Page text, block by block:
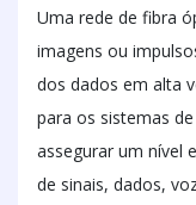
Uma rede de fibra
imagens ou
dos dados em alta
para os sistemas
assegurar um nível
de sinais, dados,